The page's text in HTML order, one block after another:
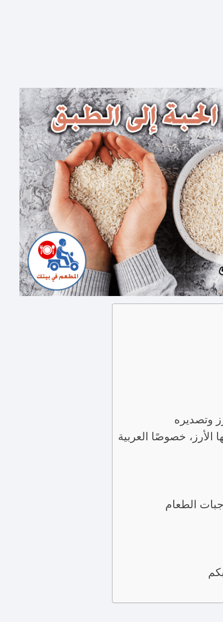
وتصديره
الأرز، خصوصًا العربية
الطعام